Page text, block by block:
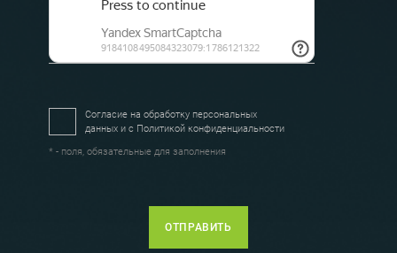
Согласие на обработку персональных
данных и с Политикой конфиденциальности
* - поля, обязательные для заполнения
ОТПРАВИТЬ